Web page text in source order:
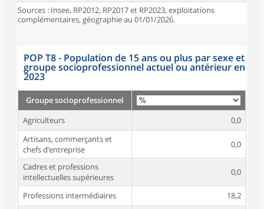
Sources : Insee, RP2012, RP2017 et RP2023, exploitations
complémentaires, géographie au 01/01/2026.
POP T8 - Population de 15 ans ou plus par sexe et
groupe socioprofessionnel actuel ou antérieur en
2023
Groupe socioprofessionnel
Agriculteurs
0,0
Artisans, commerçants et
chefs d’entreprise
0,0
Cadres et professions
intellectuelles supérieures
0,0
Professions intermédiaires
18,2